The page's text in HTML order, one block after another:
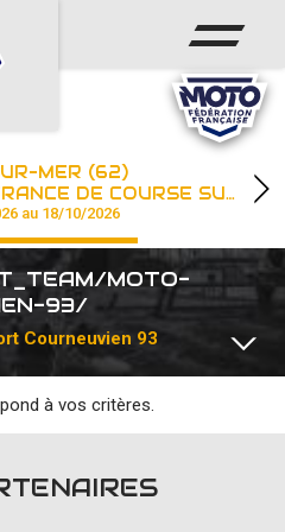
MER (62)
DE COURSE SUR SABLE
au 18/10/2026
MOTO-
93/
Courneuvien 93
à vos critères.